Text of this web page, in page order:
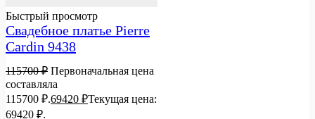
Быстрый просмотр
Свадебное платье Pierre
Cardin 9438
115700₽ Первоначальная цена
составляла
115700 ₽.69420 ₽Текущая цена:
69420 ₽.